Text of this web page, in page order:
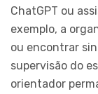
ChatGPT ou
exemplo, a
ou encontrar
supervisão do
orientador